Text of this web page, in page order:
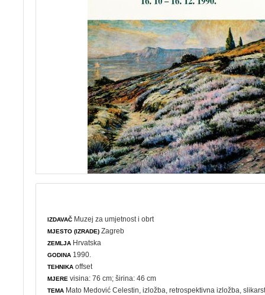
IZDAVAČ Muzej za umjetnost i obrt
MJESTO (IZRADE) Zagreb
ZEMLJA Hrvatska
GODINA 1990.
TEHNIKA offset
MJERE visina: 76 cm; širina: 46 cm
TEMA Mato Medović Celestin,izložba ,retrospektivna izložba ,